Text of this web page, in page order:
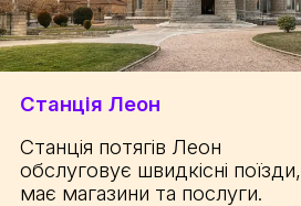
Станція Леон
Станція потягів Леон
обслуговує швидкісні поїзди,
має магазини та послуги.